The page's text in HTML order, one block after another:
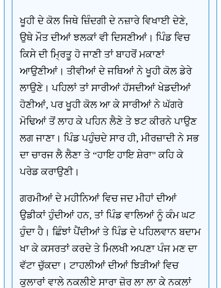
ਖੂਹੀ ਦੇ ਕੋਲ ਜਿਥੇ ਜ਼ਿੰਦਗੀ ਦੇ ਨਜ਼ਾਰੇ ਵਿਖਾਈ ਦੇਣੇ,
ਉਥੇ ਮੌਤ ਦੀਆਂ ਝਲਕਾਂ ਵੀ ਦਿਸਣੀਆਂ। ਪਿੰਡ ਵਿਚ
ਕਿਸੇ ਦੀ ਮ੍ਰਿਤੂ ਹੋ ਜਾਣੀ ਤਾਂ ਬਾਹਰੋਂ ਮਕਾਣਾਂ
ਆਉਣੀਆਂ। ਤੀਵੀਆਂ ਦੇ ਜਥਿਆਂ ਨੇ ਖੂਹੀ ਕੋਲ ਡੇਰੇ
ਲਾਉਣੇ। ਪਹਿਲਾਂ ਤਾਂ ਸਾਰੀਆਂ ਹੱਸਦੀਆਂ ਖੇਡਦੀਆਂ
ਹੋਣੀਆਂ, ਪਰ ਖੂਹੀ ਕੋਲ ਆ ਕੇ ਸਾਰੀਆਂ ਨੇ ਘੱਗਰੇ
ਮੋਢਿਆਂ ਤੋਂ ਲਾਹ ਕੇ ਪਹਿਨ ਲੈਣੇ ਤੇ ਝਟ ਕੀਰਨੇ ਪਾਉਣ
ਲਗ ਜਾਣਾ। ਪਿੰਡ ਪਹੁੰਚਦੇ ਸਾਰ ਹੀ, ਮੀਰਜ਼ਾਦੀ ਨੇ ਸਭ
ਦਾ ਚਾਰਜ ਲੈ ਲੈਣਾ ਤੇ “ਹਾਇ ਹਾਇ ਸ਼ੇਰਾ" ਕਹਿ ਕੇ
ਪਰੇਡ ਕਰਾਉਣੀ।
ਗਰਮੀਆਂ ਦੇ ਮਹੀਨਿਆਂ ਵਿਚ ਜਦ ਮੀਹਾਂ ਦੀਆਂ
ਉਡੀਕਾਂ ਹੁੰਦੀਆਂ ਹਨ, ਤਾਂ ਪਿੰਡ ਵਾਲਿਆਂ ਨੂੰ ਕੰਮ ਘਟ
ਹੁੰਦਾ ਹੈ। ਛਿੰਝਾਂ ਪੈਂਦੀਆਂ ਤੇ ਪਿੰਡ ਦੇ ਪਹਿਲਵਾਨ ਬਦਾਮ
ਖਾ ਕੇ ਕਸਰਤਾਂ ਕਰਦੇ ਤੇ ਮਿਲਖੀ ਅਪਣਾ ਪੰਜ ਮਣ ਦਾ
ਵੱਟਾ ਚੁੱਕਦਾ। ਟਾਹਲੀਆਂ ਦੀਆਂ ਝਿੜੀਆਂ ਵਿਚ
ਕੁਲਾਰਾਂ ਵਾਲੇ ਨਕਲੀਏ ਸਾਰਾ ਜ਼ੋਰ ਲਾ ਲਾ ਕੇ ਨਕਲਾਂ